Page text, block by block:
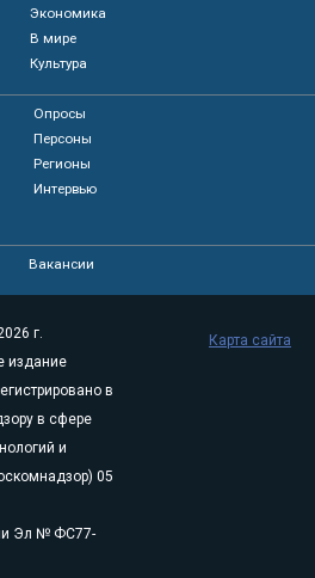
Экономика
В мире
Культура
Опросы
Персоны
Регионы
Интервью
Вакансии
г.
издание
в
в сфере
и
05
Эл № ФС77-
Карта сайта